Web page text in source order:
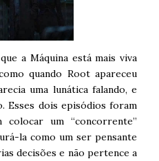
a Máquina está mais viva
quando Root apareceu
uma lunática falando, e
Esses dois episódios foram
colocar um “concorrente”
la como um ser pensante
decisões e não pertence a